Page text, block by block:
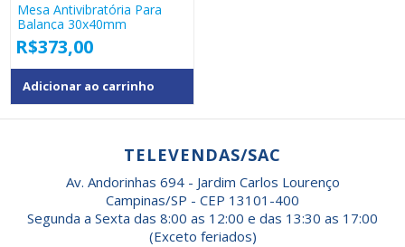
Mesa Antivibratória Para
Balança 30x40mm
R$373,00
Adicionar ao carrinho
TELEVENDAS/SAC
Av. Andorinhas 694 - Jardim Carlos Lourenço
Campinas/SP - CEP 13101-400
Segunda a Sexta das 8:00 as 12:00 e das 13:30 as 17:00
(Exceto feriados)